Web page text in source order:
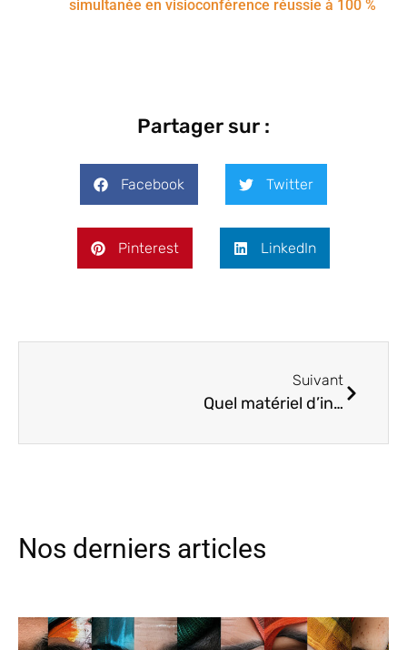
simultanée en visioconférence réussie à 100 %
Partager sur :
Facebook Twitter
Pinterest LinkedIn
Suivant
Quel matériel d’interprétation choisir pour vos évènements multilingues ? Nos conseils d’expert
Nos derniers articles